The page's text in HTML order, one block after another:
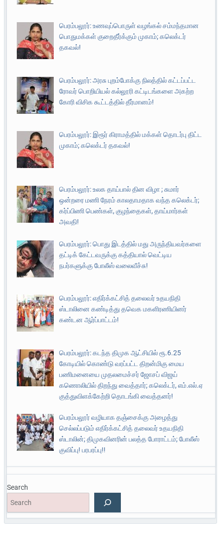
பெரம்பலூர்: உணவுப்பொருள் வழங்கல் சம்மந்தமான
பொதுமக்கள் குறைதீர்க்கும் முகாம்; கலெக்டர்
தகவல்!
பெரம்பலூர்: அரசு புறம்போக்கு நிலத்தில் கட்டப்பட்ட
ரோவர் பொறியியல் கல்லூரி கட்டிடங்களை அகற்ற
கோரி விசிக கூட்டத்தில் தீர்மானம்!
பெரம்பலூர்: இரூர் கிராமத்தில் மக்கள் தொடர்பு திட்ட
முகாம்; கலெக்டர் தகவல்!
பெரம்பலூர்: உலக தாய்பால் தின விழா ; சுமார்
ஒன்றரை மணி நேரம் காலதாமதாக வந்த கலெக்டர்;
கர்ப்பிணி பெண்கள், குழந்தைகள், தாய்மார்கள்
அவதி!
பெரம்பலூர்: பொது இடத்தில் மது அருந்தியவர்களை
தட்டிக் கேட்டவருக்கு கத்தியால் வெட்டிய
நபர்களுக்கு போலீஸ் வலைவீச்சு!
பெரம்பலூர்: எதிர்க்கட்சித் தலைவர் உதயநிதி
ஸ்டாலினை கண்டித்து தவெக மகளிரணியினர்
கண்டன ஆர்ப்பாட்டம்!
பெரம்பலூர்: கடந்த திமுக ஆட்சியில் ரூ.6.25
கோடியில் கொண்டு வரப்பட்ட திறன்மிகு மைய
பணிமனையை முதலமைச்சர் ஜோசப் விஜய்
கணொலியில் திறந்து வைத்தார்; கலெக்டர், எம்.எல்.ஏ
குத்துவிளக்கேற்றி தொடங்கி வைத்தனர்!
பெரம்பலூர் வழியாக தஞ்சைக்கு அழைத்து
செல்லப்படும் எதிர்க்கட்சித் தலைவர் உதயநிதி
ஸ்டாலின்; திமுகவினரின் பலத்த போராட்டம்; போலீஸ்
குவிப்பு! பரபரப்பு!!
Search